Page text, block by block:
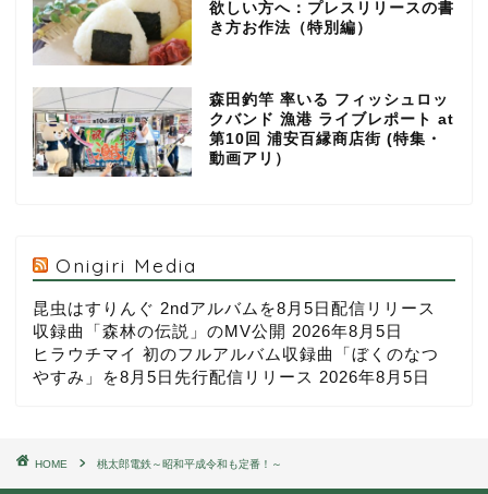
欲しい方へ：プレスリリースの書
き方お作法（特別編）
森田釣竿 率いる フィッシュロッ
クバンド 漁港 ライブレポート at
第10回 浦安百縁商店街 (特集・
動画アリ）
Onigiri Media
昆虫はすりんぐ 2ndアルバムを8月5日配信リリース
収録曲「森林の伝説」のMV公開 2026年8月5日
ヒラウチマイ 初のフルアルバム収録曲「ぼくのなつ
やすみ」を8月5日先行配信リリース 2026年8月5日
HOME 桃太郎電鉄～昭和平成令和も定番！～